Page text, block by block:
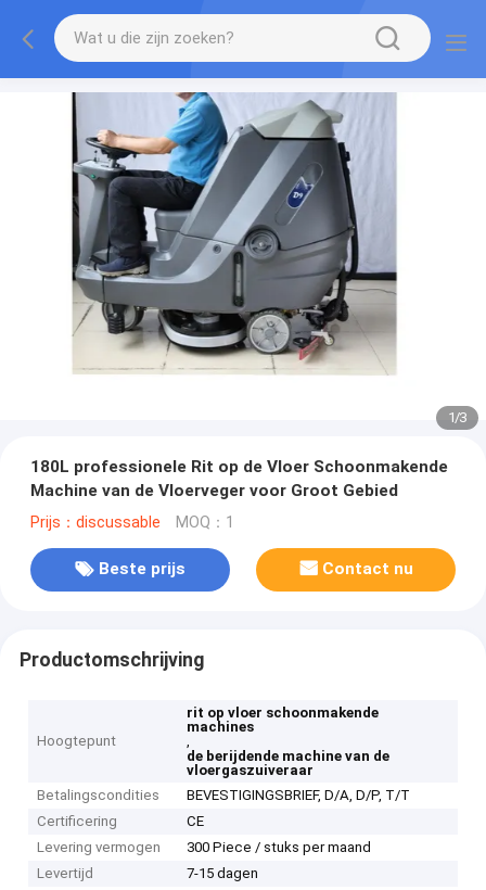
1/3
180L professionele Rit op de Vloer Schoonmakende
Machine van de Vloerveger voor Groot Gebied
Prijs：discussable MOQ：1
Beste prijs Contact nu
Productomschrijving
Hoogtepunt
rit op vloer schoonmakende
machines
,
de berijdende machine van de
vloergaszuiveraar
Betalingscondities
BEVESTIGINGSBRIEF, D/A, D/P, T/T
Certificering
CE
Levering vermogen
300 Piece / stuks per maand
Levertijd
7-15 dagen